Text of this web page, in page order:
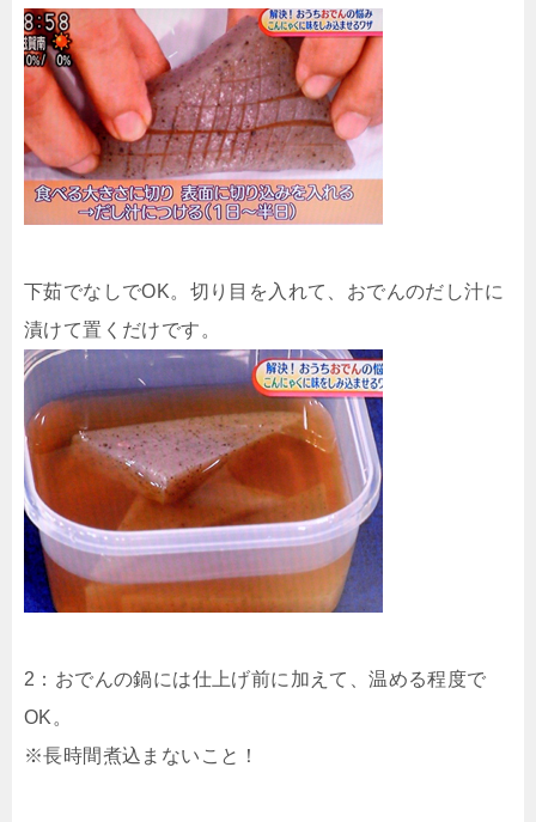
下茹でなしでOK。切り目を入れて、おでんのだし汁に
漬けて置くだけです。
2：おでんの鍋には仕上げ前に加えて、温める程度で
OK。
※長時間煮込まないこと！